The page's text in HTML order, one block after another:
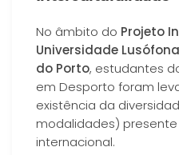
No âmbito do Projeto
Universidade
do Porto, estudantes
em Desporto foram
existência da
modalidades)
internacional.